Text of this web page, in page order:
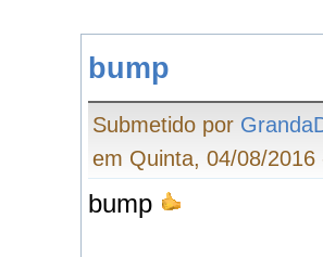
bump
Submetido por
em Quinta, 04/08/2016
bump